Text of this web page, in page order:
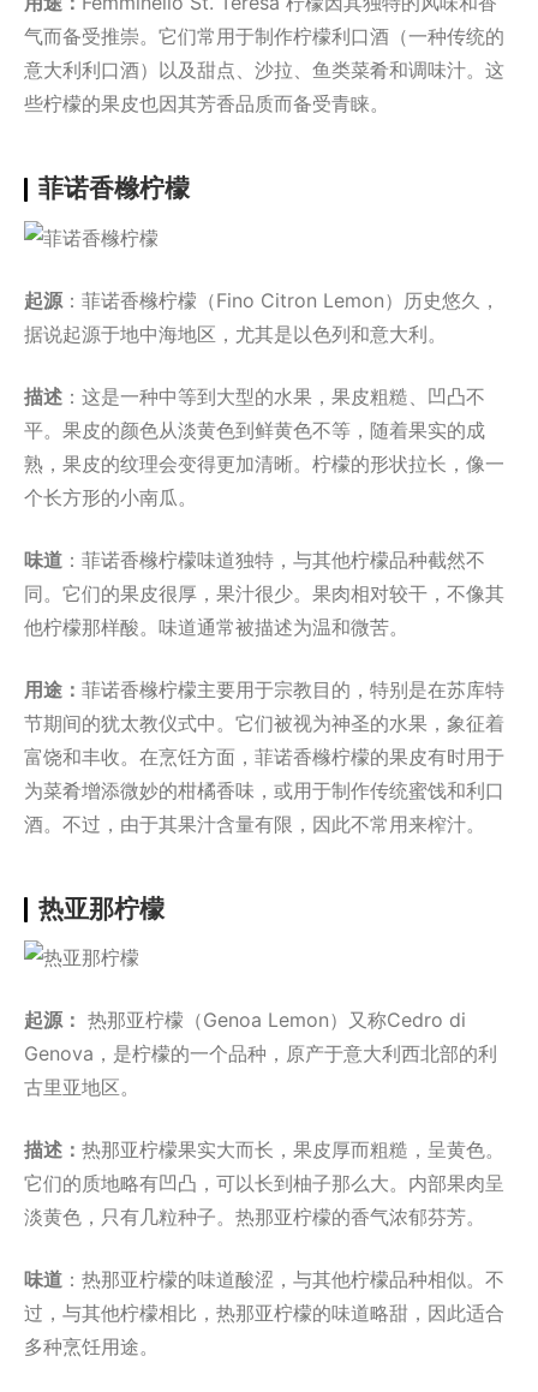
气而备受推崇。它们常用于制作柠檬利口酒（一种传统的
意大利利口酒）以及甜点、沙拉、鱼类菜肴和调味汁。这
些柠檬的果皮也因其芳香品质而备受青睐。
菲诺香橼柠檬
起源 ：菲诺香橼柠檬（Fino Citron Lemon）历史悠久，
据说起源于地中海地区，尤其是以色列和意大利。
描述 ：这是一种中等到大型的水果，果皮粗糙、凹凸不
平。果皮的颜色从淡黄色到鲜黄色不等，随着果实的成
熟，果皮的纹理会变得更加清晰。柠檬的形状拉长，像一
个长方形的小南瓜。
味道 ：菲诺香橼柠檬味道独特，与其他柠檬品种截然不
同。它们的果皮很厚，果汁很少。果肉相对较干，不像其
他柠檬那样酸。味道通常被描述为温和微苦。
用途： 菲诺香橼柠檬主要用于宗教目的，特别是在苏库特
节期间的犹太教仪式中。它们被视为神圣的水果，象征着
富饶和丰收。在烹饪方面，菲诺香橼柠檬的果皮有时用于
为菜肴增添微妙的柑橘香味，或用于制作传统蜜饯和利口
酒。不过，由于其果汁含量有限，因此不常用来榨汁。
热亚那柠檬
起源： 热那亚柠檬（Genoa Lemon）又称Cedro di
Genova，是柠檬的一个品种，原产于意大利西北部的利
古里亚地区。
描述： 热那亚柠檬果实大而长，果皮厚而粗糙，呈黄色。
它们的质地略有凹凸，可以长到柚子那么大。内部果肉呈
淡黄色，只有几粒种子。热那亚柠檬的香气浓郁芬芳。
味道 ：热那亚柠檬的味道酸涩，与其他柠檬品种相似。不
过，与其他柠檬相比，热那亚柠檬的味道略甜，因此适合
多种烹饪用途。